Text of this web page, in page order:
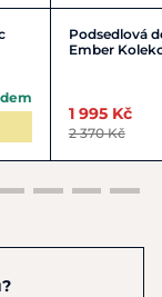
Podsedlová
Ember
1 995 Kč
2 370 Kč